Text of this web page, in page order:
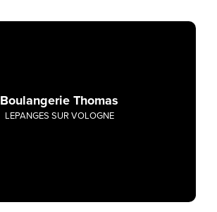
Boulangerie Thomas
LEPANGES SUR VOLOGNE